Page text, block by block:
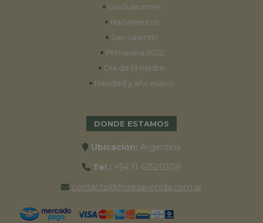
• Graduaciones
• Nacimientos
• San Valentín
• Primavera 2022
• Día de la madre
• Navidad y año nuevo
DONDE ESTAMOS
Ubicación: Argentina
Tel.: +54 11 42520309
contacto@floresavenida.com.ar